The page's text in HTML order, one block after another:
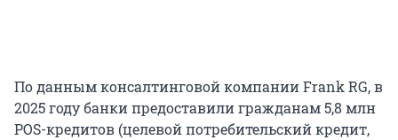
По данным консалтинговой компании Frank RG, в
2025 году банки предоставили гражданам 5,8 млн
POS-кредитов (целевой потребительский кредит,